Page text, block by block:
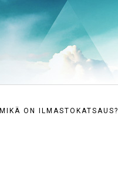
MIKÄ ON ILMASTOKATSAUS?